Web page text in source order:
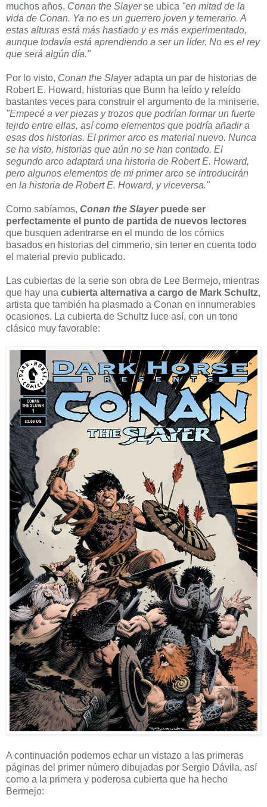
muchos años, Conan the Slayerse ubica "en mitad de la
vida de Conan. Ya no es un guerrero joven y temerario. A
estas alturas está más hastiado y es más experimentado,
aunque todavía está aprendiendo a ser un líder. No es el rey
que será algún día."
Por lo visto, Conan the Slayeradapta un par de historias de
Robert E. Howard, historias que Bunn ha leído y releído
bastantes veces para construir el argumento de la miniserie.
"Empecé a ver piezas y trozos que podrían formar un fuerte
tejido entre ellas, así como elementos que podría añadir a
esas dos historias. El primer arco es material nuevo. Nunca
se ha visto, historias que aún no se han contado. El
segundo arco adaptará una historia de Robert E. Howard,
pero algunos elementos de mi primer arco se introducirán
en la historia de Robert E. Howard, y viceversa."
Como sabíamos, Conan the Slayer puede ser
perfectamente el punto de partida de nuevos lectores
que busquen adentrarse en el mundo de los cómics
basados en historias del cimmerio, sin tener en cuenta todo
el material previo publicado.
Las cubiertas de la serie son obra de Lee Bermejo, mientras
que hay una cubierta alternativa a cargo de Mark Schultz,
artista que también ha plasmado a Conan en innumerables
ocasiones. La cubierta de Schultz luce así, con un tono
clásico muy favorable:
A continuación podemos echar un vistazo a las primeras
páginas del primer número dibujadas por Sergio Dávila, así
como a la primera y poderosa cubierta que ha hecho
Bermejo: